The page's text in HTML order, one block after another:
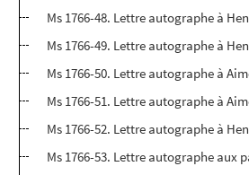
Ms 1766-48. Lettre autographe à
Ms 1766-49. Lettre autographe à
Ms 1766-50. Lettre autographe à
Ms 1766-51. Lettre autographe à
Ms 1766-52. Lettre autographe à
Ms 1766-53. Lettre autographe aux